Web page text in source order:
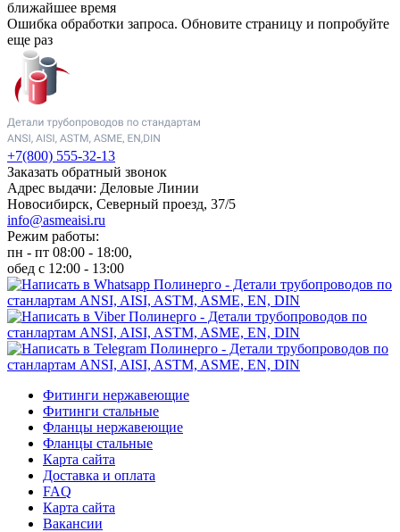
ближайшее время
Ошибка обработки запроса. Обновите страницу и попробуйте
еще раз
+7(800) 555-32-13
Заказать обратный звонок
Адрес выдачи: Деловые Линии
Новосибирск, Северный проезд, 37/5
info@asmeaisi.ru
Режим работы:
пн - пт 08:00 - 18:00,
обед с 12:00 - 13:00
Фитинги нержавеющие
Фитинги стальные
Фланцы нержавеющие
Фланцы стальные
Карта сайта
Доставка и оплата
FAQ
Карта сайта
Вакансии